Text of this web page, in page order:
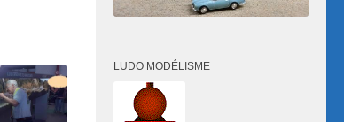
LUDO MODÉLISME